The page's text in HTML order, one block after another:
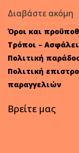
Διαβάστε ακόμη
Όροι και
Τρόποι –
Πολιτική
Πολιτική
παραγγελιών
Βρείτε μας